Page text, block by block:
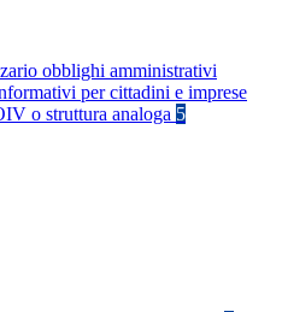
obblighi amministrativi
per cittadini e imprese
o struttura analoga 5